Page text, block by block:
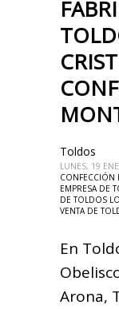
Toldos
LUNES, 19
CONFECCIÓN
EMPRESA DE
DE TOLDOS
VENTA DE
En
Arona,